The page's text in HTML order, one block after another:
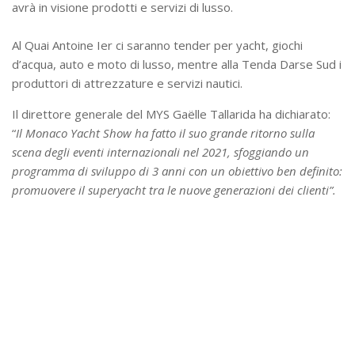
avrà in visione prodotti e servizi di lusso.
Al Quai Antoine Ier ci saranno tender per yacht, giochi
d’acqua, auto e moto di lusso, mentre alla Tenda Darse Sud i
produttori di attrezzature e servizi nautici.
Il direttore generale del MYS Gaëlle Tallarida ha dichiarato:
“Il Monaco Yacht Show ha fatto il suo grande ritorno sulla
scena degli eventi internazionali nel 2021, sfoggiando un
programma di sviluppo di 3 anni con un obiettivo ben definito:
promuovere il superyacht tra le nuove generazioni dei clienti”.